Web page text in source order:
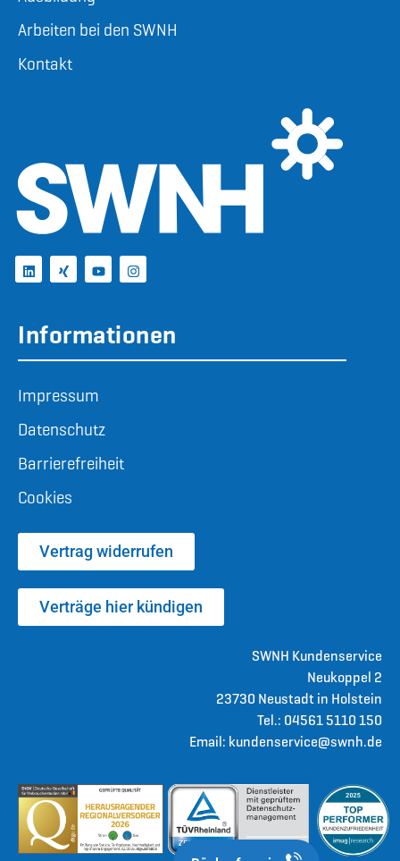
Arbeiten bei den SWNH
Kontakt
Informationen
Impressum
Datenschutz
Barrierefreiheit
Cookies
Vertrag widerrufen
Verträge hier kündigen
SWNH Kundenservice
Neukoppel 2
23730 Neustadt in Holstein
Tel.: 04561 5110 150
Email: kundenservice@swnh.de